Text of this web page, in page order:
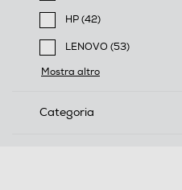
Filtra per Marca: ERAZER
HP (42)
Filtra per Marca: HP
LENOVO (53)
Filtra per Marca: LENOVO
Mostra altro
Categoria